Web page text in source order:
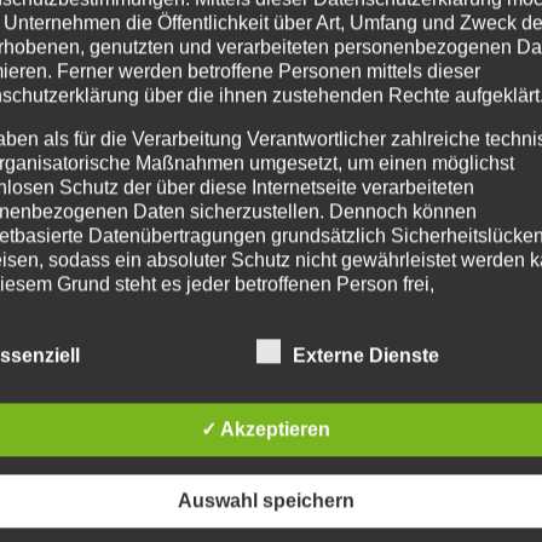
Ihr habt ein festliches Event vor Euch und möchtet auf
Problem…!!! Mit unseren Wochenend-Workshops „Tanzen
Unternehmen die Öffentlichkeit über Art, Umfang und Zweck
genutzten und verarbeiteten personenbezogenen
Ferner werden betroffene Personen mittels dieser
über die ihnen zustehenden Rechte aufgeklärt.
als für die Verarbeitung Verantwortlicher zahlreiche
Maßnahmen umgesetzt, um einen möglichst
Schutz der über diese Internetseite verarbeiteten
Daten sicherzustellen. Dennoch können
Datenübertragungen grundsätzlich Sicherheitslücken
sodass ein absoluter Schutz nicht gewährleistet werden
Grund steht es jeder betroffenen Person frei,
beruht auf den Begrifflichkeiten, die durch
Richtlinien- und Verordnungsgeber beim Erlass der
Grundverordnung (DS-GVO) verwendet wurden. Unsere
Externe Dienste
✓ Akzeptieren
Auswahl speichern